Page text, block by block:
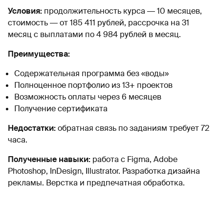
Условия: продолжительность курса ― 10 месяцев,
стоимость ― от 185 411 рублей, рассрочка на 31
месяц с выплатами по 4 984 рублей в месяц.
Преимущества:
Содержательная программа без «воды»
Полноценное портфолио из 13+ проектов
Возможность оплаты через 6 месяцев
Получение сертификата
Недостатки:обратная связь по заданиям требует 72
часа.
Полученные навыки: работа с Figma, Adobe
Photoshop, InDesign, Illustrator. Разработка дизайна
рекламы. Верстка и предпечатная обработка.